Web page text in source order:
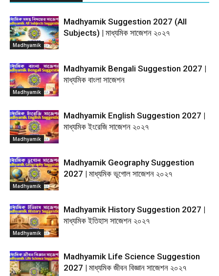
Madhyamik
Madhyamik Suggestion 2027 (All
Subjects) | মাধ্যমিক সাজেশন ২০২৭
Madhyamik
Madhyamik Bengali Suggestion 2027 |
মাধ্যমিক বাংলা সাজেশন
Madhyamik
Madhyamik English Suggestion 2027 |
মাধ্যমিক ইংরেজি সাজেশন ২০২৭
Madhyamik
Madhyamik Geography Suggestion
2027 | মাধ্যমিক ভূগোল সাজেশন ২০২৭
Madhyamik
Madhyamik History Suggestion 2027 |
মাধ্যমিক ইতিহাস সাজেশন ২০২৭
Madhyamik Life Science Suggestion
2027 | মাধ্যমিক জীবন বিজ্ঞান সাজেশন ২০২৭